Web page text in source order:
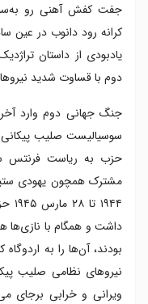
جفت کفش آهنی رو
کرانه رود دانوب در عین
یادبودی از داستان
دوم با قساوت شدید
جنگ جهانی دوم وارد
سوسیالیست صلیب
داشت و همگام با نازی‌ها
بودند، آن‌ها را به
نیروهای نظامی صلیب
ویرانی و خرابی برجای